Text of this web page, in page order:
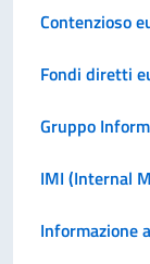
Contenzioso
Fondi diretti
Gruppo
IMI (Internal
Informazione